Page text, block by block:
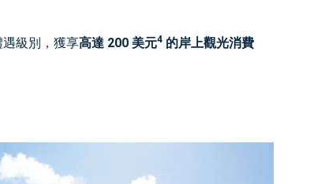
級別，獲享高達 200 美元4 的岸上觀光消費